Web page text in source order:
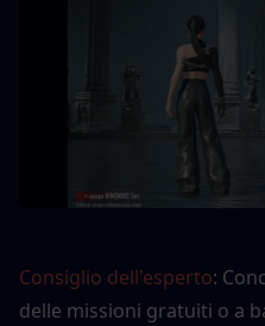
Consiglio dell'esperto:
delle missioni gratuiti o a